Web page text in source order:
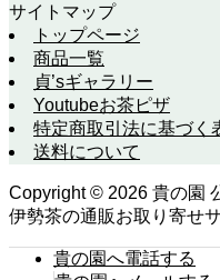
サイトマップ
トップページ
商品一覧
貞’sギャラリー
Youtubeお茶ピザ
特定商取引法に基づく
送料について
Copyright © 2026 貴の園
伊勢茶の通販お取り寄せ
貴の園へ電話する